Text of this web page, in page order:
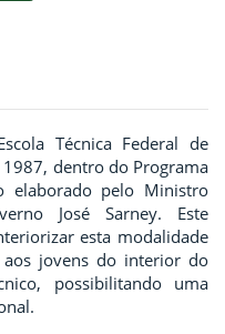
Técnica Federal de
dentro do Programa
elaborado pelo Ministro
José Sarney. Este
esta modalidade
jovens do interior do
possibilitando uma